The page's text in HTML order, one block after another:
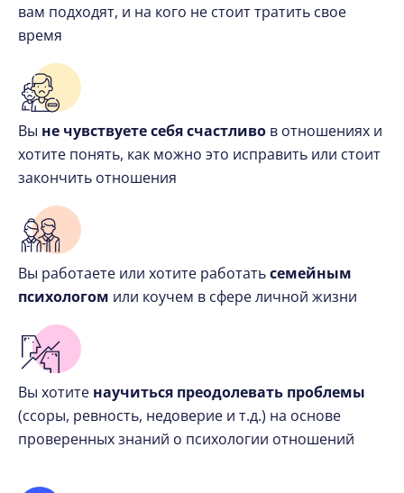
вам подходят, и на кого не стоит тратить свое
время
Вы не чувствуете себя счастливо в отношениях и
хотите понять, как можно это исправить или стоит
закончить отношения
Вы работаете или хотите работатьсемейным
психологом или коучем в сфере личной жизни
Вы хотите научиться преодолевать проблемы
(ссоры, ревность, недоверие и т.д.) на основе
проверенных знаний о психологии отношений